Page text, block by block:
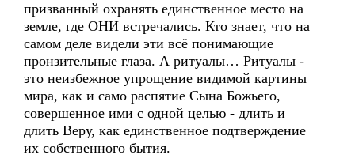
призванный охранять единственное место на
земле, где ОНИ встречались. Кто знает, что на
самом деле видели эти всё понимающие
пронзительные глаза. А ритуалы… Ритуалы -
это неизбежное упрощение видимой картины
мира, как и само распятие Сына Божьего,
совершенное ими с одной целью - длить и
длить Веру, как единственное подтверждение
их собственного бытия.